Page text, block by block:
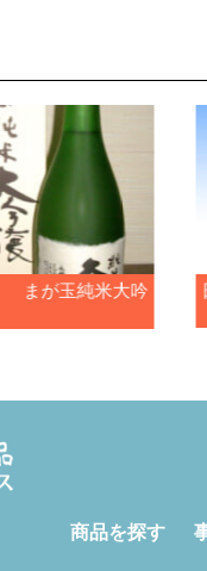
が玉純米大吟
商品を探す